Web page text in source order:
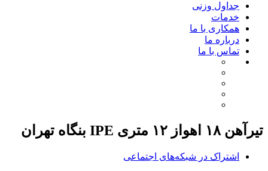
جداول وزنی
خدمات
همکاری با ما
درباره ما
تماس با ما
تیرآهن ۱۸ اهواز ۱۲ متری IPE بنگاه تهران
اشتراک در شبکه‌های اجتماعی